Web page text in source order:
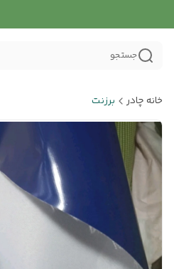
جستجو
خانه چادر برزنت